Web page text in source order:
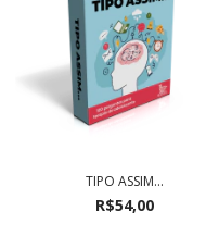
TIPO ASSIM...
R$54,00